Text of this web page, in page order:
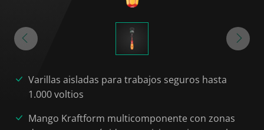
Varillas aisladas para trabajos seguros hasta
1.000 voltios
Mango Kraftform multicomponente con zonas